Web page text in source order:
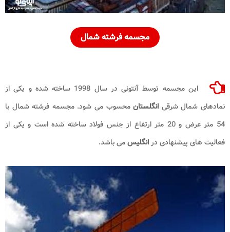
مجسمه فرشته شمال
این مجسمه توسط آنتونی در سال 1998 ساخته شده و یکی از
نمادهای شمال شرقی انگلستانمحسوب می شود. مجسمه فرشته شمال با
54 متر عرض و 20 متر ارتفاع از جنس فولاد ساخته شده است و یکی از
فعالیت های پیشنهادی درانگلیسمی باشد.